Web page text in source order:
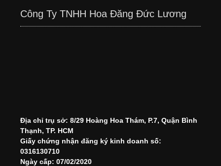
Công Ty TNHH Hoa Đăng Đức Lương
Địa chỉ trụ sở: 8/29 Hoàng Hoa Thám, P.7, Quận Bình
Thạnh, TP. HCM
Giấy chứng nhận đăng ký kinh doanh số:
0316130710
Ngày cấp: 07/02/2020